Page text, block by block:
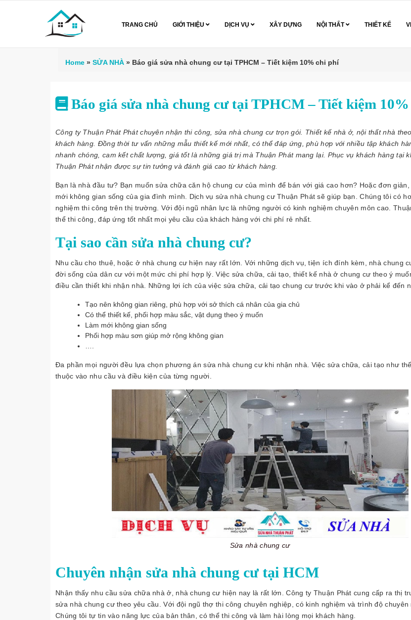
TRANG CHỦ GIỚI THIỆU DỊCH VỤ XÂY DỰNG NỘI THẤT THIẾT KẾ
Home » SỬA NHÀ » Báo giá sửa nhà chung cư tại TPHCM – Tiết kiệm 10% chi phí
Báo giá sửa nhà chung cư tại TPHCM – Tiết kiệm
Công ty Thuận Phát Phát chuyên nhận thi công, sửa nhà chung cư trọn gói. Thiết kế nhà ở, nội thất nhà
khách hàng. Đồng thời tư vấn những mẫu thiết kế mới nhất, có thể đáp ứng, phù hợp với nhiều tập khách
nhanh chóng, cam kết chất lượng, giá tốt là những giá trị mà Thuận Phát mang lại. Phục vụ khách hàng tại
Thuận Phát nhận được sự tin tưởng và đánh giá cao từ khách hàng.
Bạn là nhà đầu tư? Bạn muốn sửa chữa căn hộ chung cư của mình để bán với giá cao hơn? Hoặc đơn
mới không gian sống của gia đình mình. Dịch vụ sửa nhà chung cư Thuận Phát sẽ giúp bạn. Chúng tôi có
nghiệm thi công trên thị trường. Với đội ngũ nhân lực là những người có kinh nghiệm chuyên môn cao.
thể thi công, đáp ứng tốt nhất mọi yêu cầu của khách hàng với chi phí rẻ nhất.
Tại sao cần sửa nhà chung cư?
Nhu cầu cho thuê, hoặc ở nhà chung cư hiện nay rất lớn. Với những dịch vụ, tiện ích đính kèm, nhà chung
đời sống của dân cư với một mức chi phí hợp lý. Việc sửa chữa, cải tạo, thiết kế nhà ở chung cư theo ý
điều cần thiết khi nhận nhà. Những lợi ích của việc sửa chữa, cải tạo chung cư trước khi vào ở phải kể đến
Tạo nên không gian riêng, phù hợp với sở thích cá nhân của gia chủ
Có thể thiết kế, phối hợp màu sắc, vật dụng theo ý muốn
Làm mới không gian sống
Phối hợp màu sơn giúp mở rộng không gian
Đa phần mọi người đều lựa chọn phương án sửa nhà chung cư khi nhận nhà. Việc sửa chữa, cải tạo như
thuộc vào nhu cầu và điều kiện của từng người.
Sửa nhà chung cư
Chuyên nhận sửa nhà chung cư tại HCM
Nhận thấy nhu cầu sửa chữa nhà ở, nhà chung cư hiện nay là rất lớn. Công ty Thuận Phát cung cấp ra thị
sửa nhà chung cư theo yêu cầu. Với đội ngũ thợ thi công chuyên nghiệp, có kinh nghiệm và trình độ chuyên
Chúng tôi tự tin vào năng lực của bản thân, có thể thi công và làm hài lòng mọi khách hàng.